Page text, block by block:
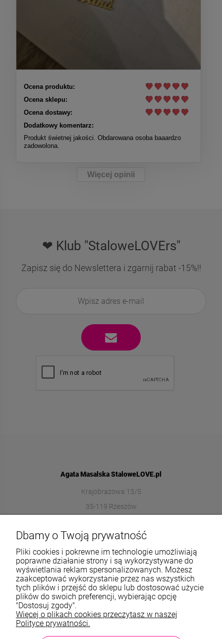
Ocena produktu:
Ocena sklepu:
Ocena dostawy:
Dodatkowy komentarz:
Produkt świetnej jakości. Obdarowana osoba baaardzo
zadowolona.
Więcej opinii
❤ Klub "StaloweLOVErs"
Zapisz się do Newslettera i zgarnij rabat -15%!!
Agata Masalska StaloweLOVE.pl
Krajobrazowa 13/5
35-119 Rzeszów
572989669
Informacje
O nas
TWOJE KONTO
Sklep: StaloweLOVE, Krajobrazowa 13/5, 35-119 Rzeszów, woj.
Dbamy o Twoją prywatność
Pliki cookies i pokrewne im technologie umożliwiają
poprawne działanie strony i są wykorzystywane do
wyświetlania reklam spersonalizowanych. Możesz
zaakceptować wykorzystanie przez nas wszystkich
tych plików i przejść do sklepu lub dostosować użycie
plików do swoich preferencji, wybierając opcję
"Dostosuj zgody".
Więcej o plikach cookies przeczytasz w naszej
Polityce prywatności.